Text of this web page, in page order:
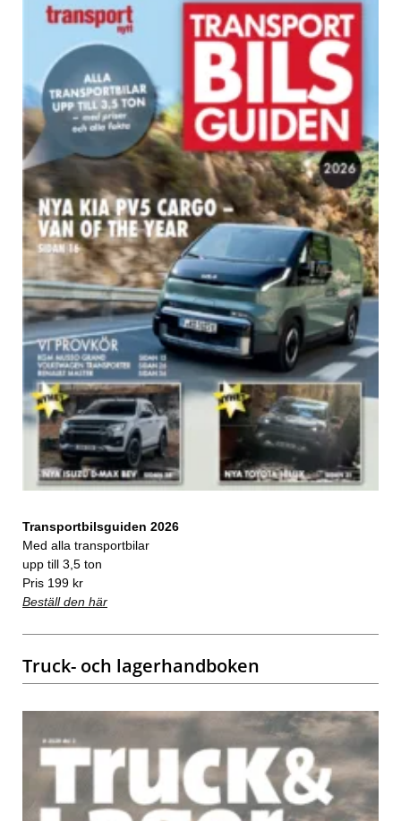
Transportbilsguiden 2026
Med alla transportbilar
upp till 3,5 ton
Pris 199 kr
Beställ den här
Truck- och lagerhandboken